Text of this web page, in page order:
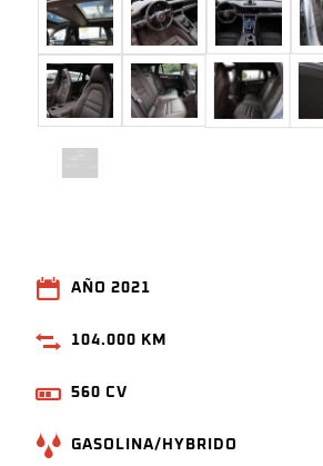
AÑO 2021
104.000 KM
560 CV
GASOLINA/HYBRIDO